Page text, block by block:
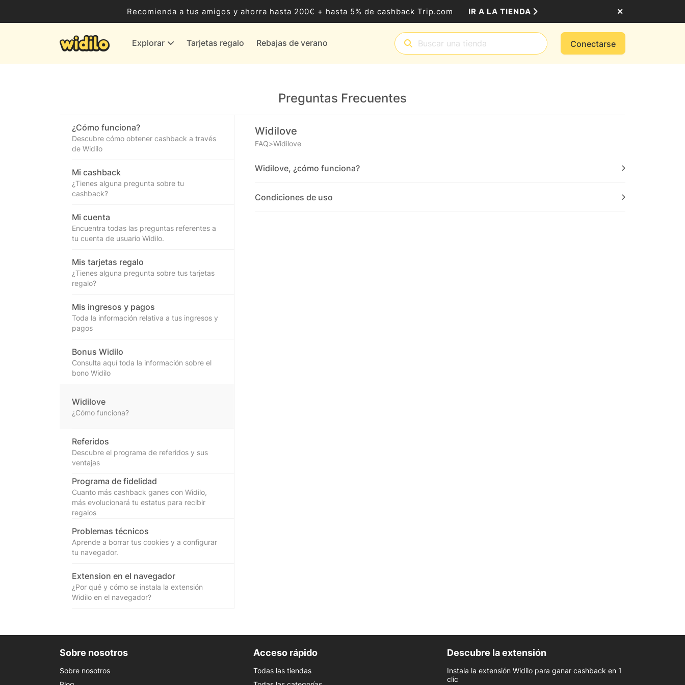
Recomienda a tus amigos y ahorra hasta 200€ + hasta 5% de cashback Trip.com IR A LA TIENDA
Explorar Tarjetas regalo Rebajas de verano Conectarse
Ocio, Entretenimiento y Cultura
Proveedores de gas y energía
Preguntas Frecuentes
¿Cómo funciona?
Descubre cómo obtener cashback a través
de Widilo
Mi cashback
¿Tienes alguna pregunta sobre tu
cashback?
Mi cuenta
Encuentra todas las preguntas referentes a
tu cuenta de usuario Widilo.
Mis tarjetas regalo
¿Tienes alguna pregunta sobre tus tarjetas
regalo?
Mis ingresos y pagos
Toda la información relativa a tus ingresos y
pagos
Bonus Widilo
Consulta aquí toda la información sobre el
bono Widilo
Widilove
¿Cómo funciona?
Referidos
Descubre el programa de referidos y sus
ventajas
Programa de fidelidad
Cuanto más cashback ganes con Widilo,
más evolucionará tu estatus para recibir
regalos
Problemas técnicos
Aprende a borrar tus cookies y a configurar
tu navegador.
Extension en el navegador
¿Por qué y cómo se instala la extensión
Widilo en el navegador?
Widilove
FAQ>Widilove
Widilove, ¿cómo funciona?
Condiciones de uso
Sobre nosotros
Sobre nosotros
Acceso rápido
Todas las tiendas
Descubre la extensión
Instala la extensión Widilo para ganar cashback en 1
clic